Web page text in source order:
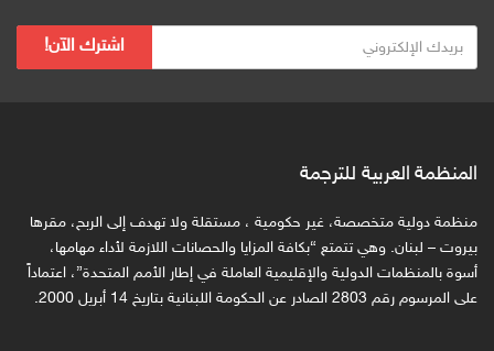
ر
ا
ا
ل
ك
ت
اشترك الآن!
المنظمة العربية للترجمة
منظمة دولية متخصصة، غير حكومية ، مستقلة ولا تهدف إلى الربح، مقرها
بيروت – لبنان. وهي تتمتع “بكافة المزايا والحصانات اللازمة لأداء مهامها،
أسوة بالمنظمات الدولية والإقليمية العاملة في إطار الأمم المتحدة”، اعتماداً
على المرسوم رقم 2803 الصادر عن الحكومة اللبنانية بتاريخ 14 أبريل 2000.